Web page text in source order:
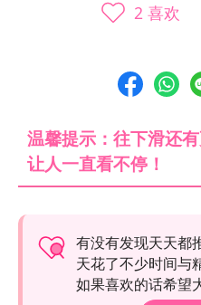
2喜欢
温馨提示：往下滑还
让人一直看不停！
有没有发现天天都
天花了不少时间与
如果喜欢的话希望